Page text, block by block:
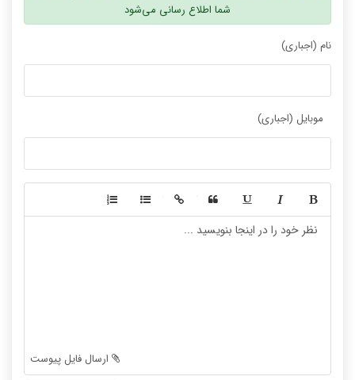
شما اطلاع رسانی می‌شود
نام (اجباری)
موبایل (اجباری)
-
-
-
-
-
-